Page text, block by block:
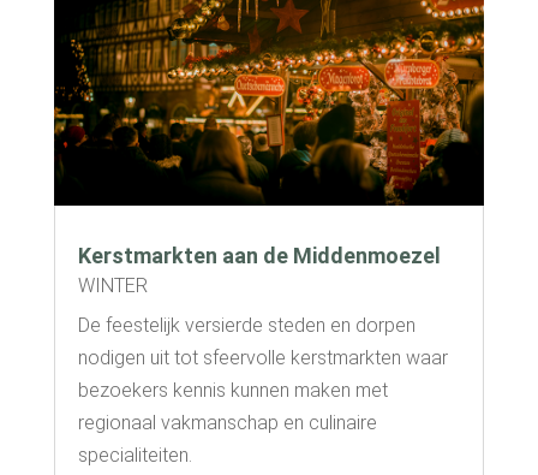
Kerstmarkten aan de Middenmoezel
WINTER
De feestelijk versierde steden en dorpen
nodigen uit tot sfeervolle kerstmarkten waar
bezoekers kennis kunnen maken met
regionaal vakmanschap en culinaire
specialiteiten.